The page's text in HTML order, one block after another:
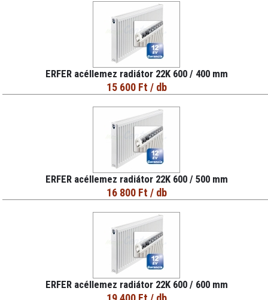
ERFER acéllemez radiátor 22K 600 / 400 mm
15 600 Ft / db
ERFER acéllemez radiátor 22K 600 / 500 mm
16 800 Ft / db
ERFER acéllemez radiátor 22K 600 / 600 mm